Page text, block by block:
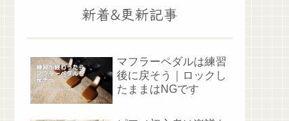
新着&更新記事
マフラーペダルは練習
後に戻そう｜ロックし
たままはNGです